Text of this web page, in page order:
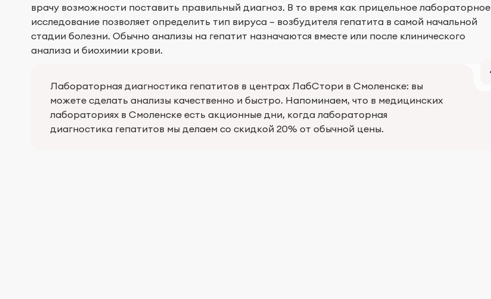
врачу возможности поставить правильный диагноз. В то время как прицельное лабораторное
исследование позволяет определить тип вируса – возбудителя гепатита в самой начальной
стадии болезни. Обычно анализы на гепатит назначаются вместе или после клинического
анализа и биохимии крови.
Лабораторная диагностика гепатитов в центрах ЛабСтори в Смоленске: вы
можете сделать анализы качественно и быстро. Напоминаем, что в медицинских
лабораториях в Смоленске есть акционные дни, когда лабораторная
диагностика гепатитов мы делаем со скидкой 20% от обычной цены.